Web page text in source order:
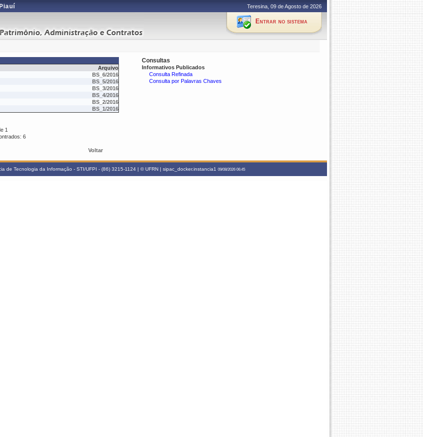
Teresina, 09 de Agosto de 2026
Entrar no sistema
Arquivo
BS_6/2016
BS_5/2016
BS_3/2016
BS_4/2016
BS_2/2016
BS_1/2016
1
6
Consultas
Informativos Publicados
Consulta Refinada
Consulta por Palavras Chaves
Voltar
de Tecnologia da Informação - STI/UFPI - (86) 3215-1124 | © UFRN | sipac_docker.instancia1 09/08/2026 06:45